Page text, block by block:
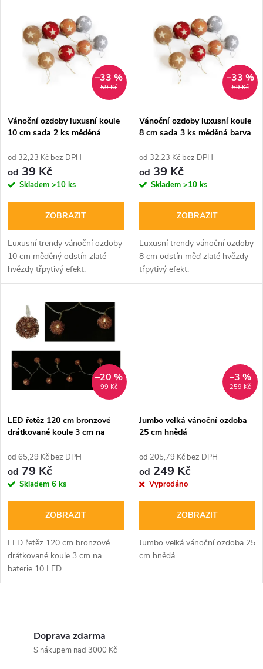
p
r
o
u
k
ů
Abecedně
s
p
r
o
d
u
k
ů
59 Kč
–33 %
Vánoční ozdoby luxusní koule
10 cm sada 2 ks měděná
od 32,23 Kč bez DPH
od 39 Kč
Skladem >10 ks
ZOBRAZIT
Luxusní trendy vánoční ozdoby
10 cm měděný odstín zlaté
hvězdy třpytivý efekt.
59 Kč
–33 %
Vánoční ozdoby luxusní koule
8 cm sada 3 ks měděná barva
od 32,23 Kč bez DPH
od 39 Kč
Skladem >10 ks
ZOBRAZIT
Luxusní trendy vánoční ozdoby
8 cm odstín měď zlaté hvězdy
třpytivý efekt.
99 Kč
–20 %
LED řetěz 120 cm bronzové
drátkované koule 3 cm na
od 65,29 Kč bez DPH
od 79 Kč
Skladem 6 ks
ZOBRAZIT
LED řetěz 120 cm bronzové
drátkované koule 3 cm na
baterie 10 LED
259 Kč
–3 %
Jumbo velká vánoční ozdoba
25 cm hnědá
od 205,79 Kč bez DPH
od 249 Kč
Vyprodáno
ZOBRAZIT
Jumbo velká vánoční ozdoba 25
cm hnědá
Doprava zdarma
S nákupem nad 3000 Kč